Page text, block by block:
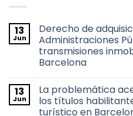
13
Jun
Derecho de
Administraciones
transmisiones
Barcelona
comentarios
en
Derecho
de
13
Jun
La problemática
los títulos
turístico en